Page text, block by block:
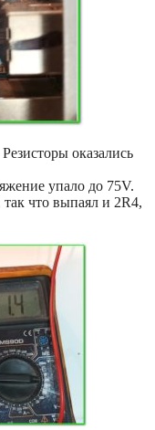
оказались
упало до 75V.
так что выпаял и 2R4,